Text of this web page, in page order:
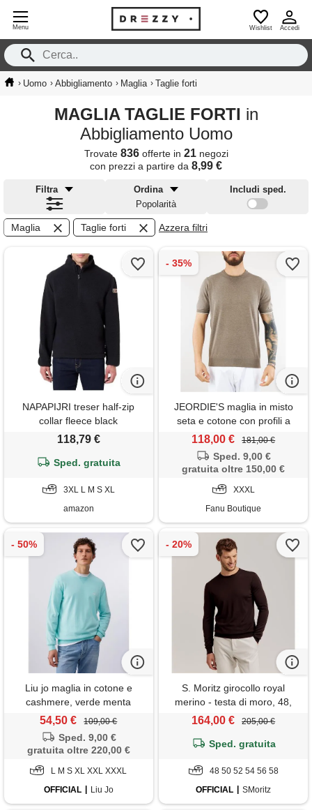
Menu Wishlist Accedi
› Uomo › Abbigliamento › Maglia › Taglie forti
MAGLIA TAGLIE FORTI in
Abbigliamento Uomo
Trovate 836offerte in 21negozi
con prezzi a partire da 8,99 €
Filtra
Ordina
Popolarità
Includi sped.
Maglia Taglie forti Azzera filtri
NAPAPIJRI treser half-zip
collar fleece black
118,79 €
Sped. gratuita
3XL L M S XL
amazon
JEORDIE'S maglia in misto
seta e cotone con profili a
contrasto jeordie's
118,00 € 181,00 €
Sped. 9,00 €
gratuita oltre 150,00 €
XXXL
Fanu Boutique
Liu jo maglia in cotone e
cashmere, verde menta
54,50 € 109,00 €
Sped. 9,00 €
gratuita oltre 220,00 €
L M S XL XXL XXXL
OFFICIAL
Liu Jo
S. Moritz girocollo royal
merino - testa di moro, 48,
testa di moro
164,00 € 205,00 €
Sped. gratuita
48 50 52 54 56 58
OFFICIAL
SMoritz